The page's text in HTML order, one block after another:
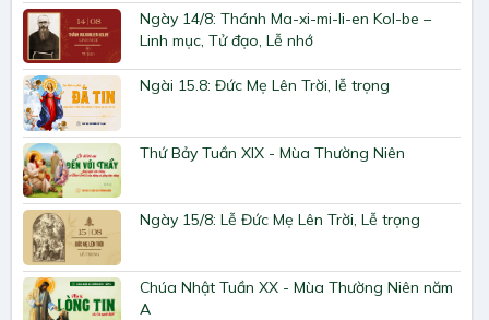
Ngày 14/8: Thánh Ma-xi-mi-li-en Kol-be –
Linh mục, Tử đạo, Lễ nhớ
Ngài 15.8: Đức Mẹ Lên Trời, lễ trọng
Thứ Bảy Tuần XIX - Mùa Thường Niên
Ngày 15/8: Lễ Đức Mẹ Lên Trời, Lễ trọng
Chúa Nhật Tuần XX - Mùa Thường Niên năm
A